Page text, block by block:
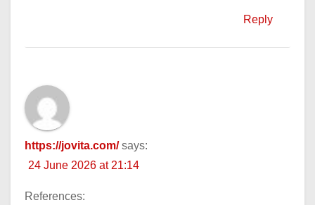
Reply
https://jovita.com/ says:
24 June 2026 at 21:14
References: